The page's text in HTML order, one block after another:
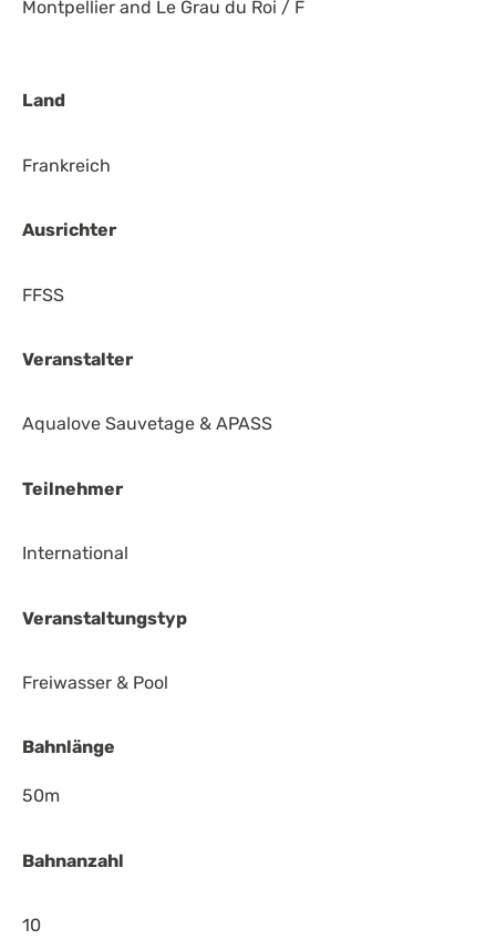
Montpellier and Le Grau du Roi / F
Land
Frankreich
Ausrichter
FFSS
Veranstalter
Aqualove Sauvetage & APASS
Teilnehmer
International
Veranstaltungstyp
Freiwasser & Pool
Bahnlänge
50m
Bahnanzahl
10